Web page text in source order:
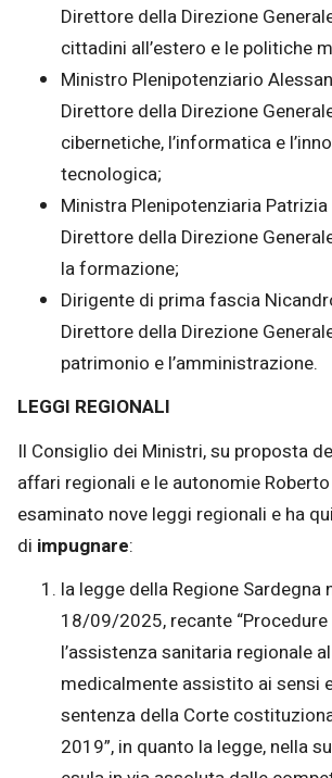
Direttore della Direzione
cittadini all’estero e le politiche
Ministro Plenipotenziario
Direttore della Direzione
cibernetiche, l’informatica e
tecnologica;
Ministra Plenipotenziaria Patrizia
Direttore della Direzione
la formazione;
Dirigente di prima fascia
Direttore della Direzione
patrimonio e l’amministrazione.
LEGGI REGIONALI
Il Consiglio dei Ministri, su proposta
affari regionali e le autonomie
esaminato nove leggi regionali e ha
di impugnare:
la legge della Regione Sardegna
18/09/2025, recante
l’assistenza sanitaria regionale
medicalmente assistito ai sensi
sentenza della Corte
2019”, in quanto la legge, nella